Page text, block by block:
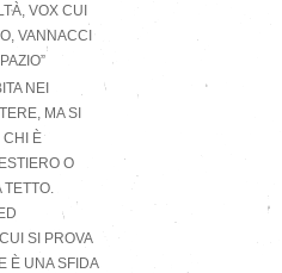
VOX CUI
VANNACCI
NEI
MA SI
CHI È
O
TETTO.
SI PROVA
È UNA SFIDA